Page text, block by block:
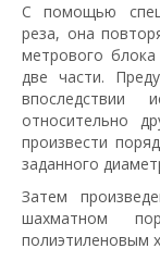
С помощью
реза, она
метрового
две части.
впоследствии
относительно
произвести
заданного
Затем
шахматном
полиэтиленовым